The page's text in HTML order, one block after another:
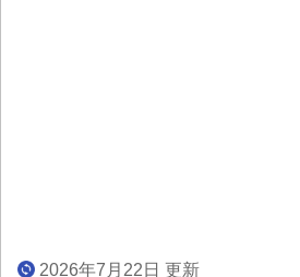
2026年7月22日 更新